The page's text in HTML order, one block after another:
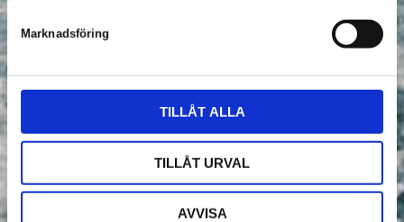
s
v
a
Marknadsföring
TILLÅT ALLA
TILLÅT URVAL
AVVISA